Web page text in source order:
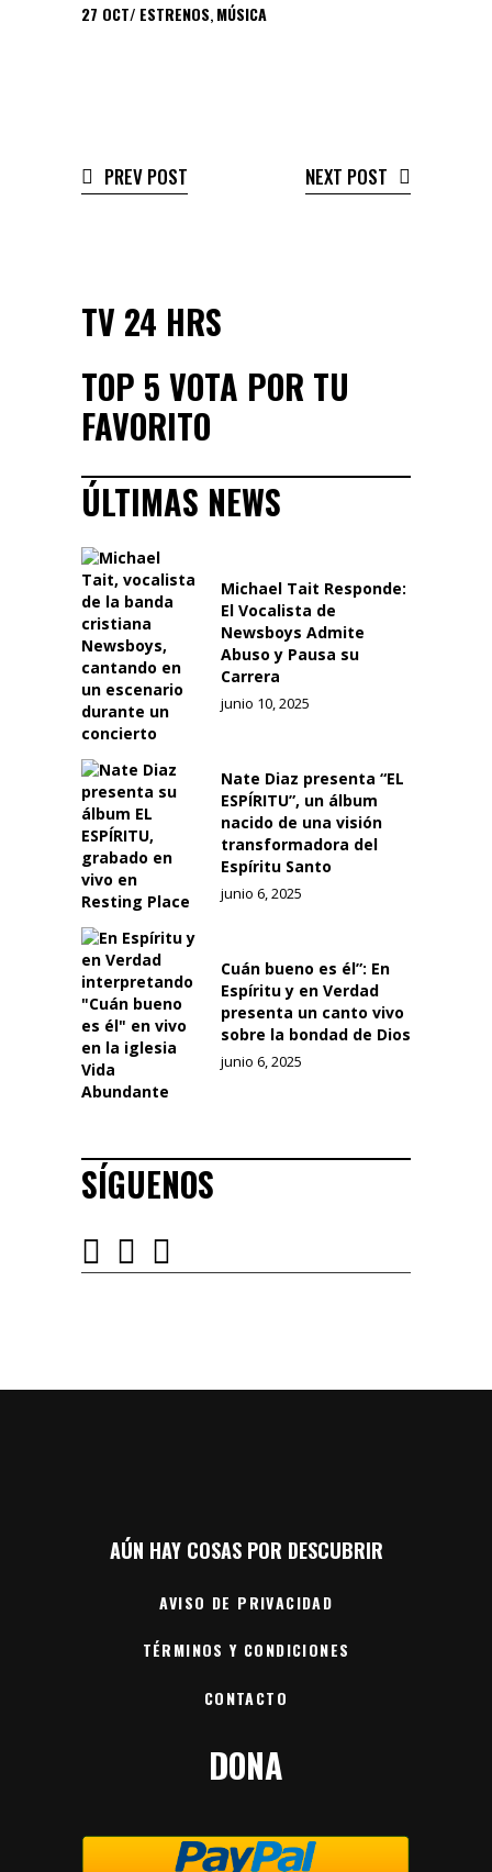
27 OCT ESTRENOS,MÚSICA
PREV POST NEXT POST
TV 24 HRS
TOP 5 VOTA POR TU
FAVORITO
ÚLTIMAS NEWS
Michael Tait Responde:
El Vocalista de
Newsboys Admite
Abuso y Pausa su
Carrera
junio 10, 2025
Nate Diaz presenta “EL
ESPÍRITU”, un álbum
nacido de una visión
transformadora del
Espíritu Santo
junio 6, 2025
Cuán bueno es él”: En
Espíritu y en Verdad
presenta un canto vivo
sobre la bondad de Dios
junio 6, 2025
SÍGUENOS
AÚN HAY COSAS POR DESCUBRIR
AVISO DE PRIVACIDAD
TÉRMINOS Y CONDICIONES
CONTACTO
DONA